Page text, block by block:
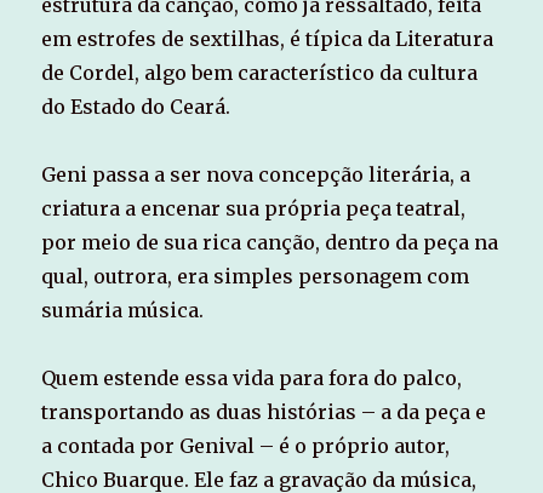
em estrofes de sextilhas, é típica da Literatura
de Cordel, algo bem característico da cultura
do Estado do Ceará.
Geni passa a ser nova concepção literária, a
criatura a encenar sua própria peça teatral,
por meio de sua rica canção, dentro da peça na
qual, outrora, era simples personagem com
sumária música.
Quem estende essa vida para fora do palco,
transportando as duas histórias – a da peça e
a contada por Genival – é o próprio autor,
Chico Buarque. Ele faz a gravação da música,